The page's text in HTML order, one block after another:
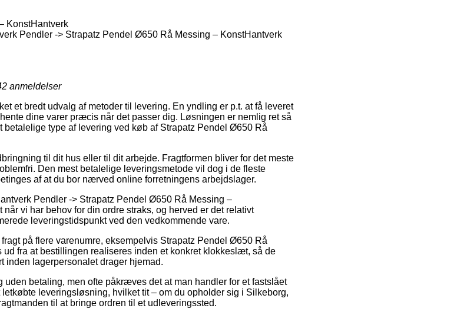
KonstHantverk
Pendler -> Strapatz Pendel Ø650 Rå Messing – KonstHantverk
anmeldelser
et bredt udvalg af metoder til levering. En yndling er p.t. at få leveret
dine varer præcis når det passer dig. Løsningen er nemlig ret så
betalelige type af levering ved køb af Strapatz Pendel Ø650 Rå
til dit hus eller til dit arbejde. Fragtformen bliver for det meste
Den mest betalelige leveringsmetode vil dog i de fleste
af at du bor nærved online forretningens arbejdslager.
Pendler -> Strapatz Pendel Ø650 Rå Messing –
vi har behov for din ordre straks, og herved er det relativt
leveringstidspunkt ved den vedkommende vare.
på flere varenumre, eksempelvis Strapatz Pendel Ø650 Rå
ud fra at bestillingen realiseres inden et konkret klokkeslæt, så de
inden lagerpersonalet drager hjemad.
betaling, men ofte påkræves det at man handler for et fastslået
leveringsløsning, hvilket tit – om du opholder sig i Silkeborg,
til at bringe ordren til et udleveringssted.